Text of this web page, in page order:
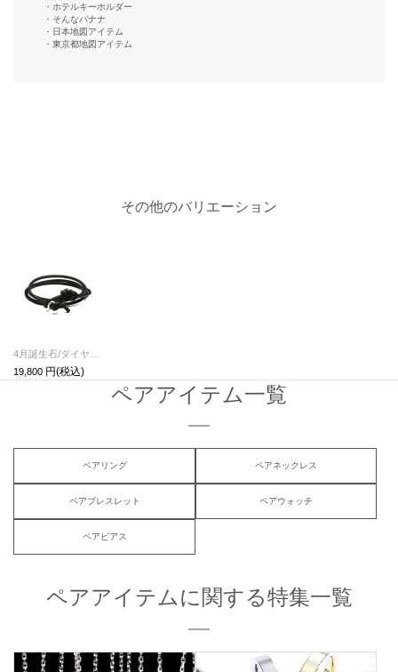
・ホテルキーホルダー
・そんなバナナ
・日本地図アイテム
・東京都地図アイテム
その他のバリエーション
19,800
ペアアイテム一覧
ペアリング ペアネックレス
ペアブレスレット ペアウォッチ
ペアピアス
ペアアイテムに関する特集一覧